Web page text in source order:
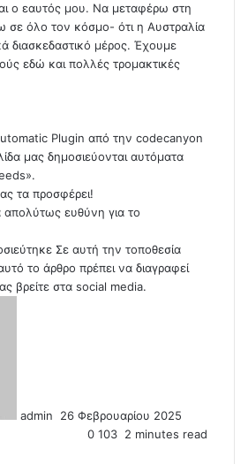
ο εαυτός μου. Να μεταφέρω στη
σε όλο τον κόσμο- ότι η Αυστραλία
διασκεδαστικό μέρος. Έχουμε
εδώ και πολλές τρομακτικές
Plugin από την codecanyon
μας δημοσιεύονται αυτόματα
τα προσφέρει!
ευθύνη για το
Σε αυτή την τοποθεσία
το άρθρο πρέπει να διαγραφεί
βρείτε στα social media.
admin
e
26 Φεβρουαρίου 2025
0 103 2 minutes read